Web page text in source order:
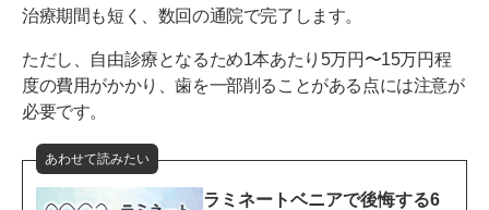
治療期間も短く、数回の通院で完了します。
ただし、自由診療となるため1本あたり5万円〜15万円程
度の費用がかかり、歯を一部削ることがある点には注意が
必要です。
あわせて読みたい
ラミネートベニアで後悔する6